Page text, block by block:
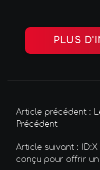
PLUS
Article précédent :
Précédent
Article suivant :
conçu pour offrir